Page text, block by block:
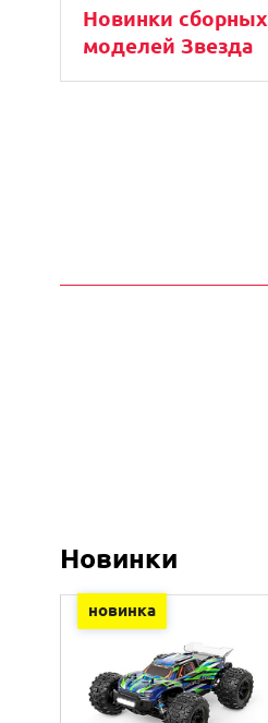
Новинки сборных
моделей Звезда
Новинки
новинка